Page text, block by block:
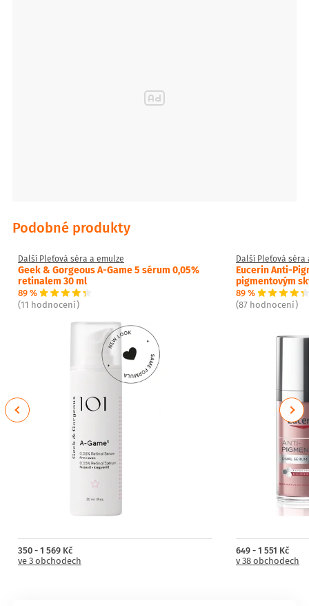
Podobné produkty
Další Pleťová séra a emulze
Geek & Gorgeous A-Game 5 sérum 0,05%
retinalem 30 ml
89 %
(11 hodnocení)
350 - 1 569 Kč
ve 3 obchodech
Další Pleťová séra
Eucerin Anti-
pigmentovým
89 %
(87 hodnocení)
649 - 1 551 Kč
v 38 obchodech
Previous Next